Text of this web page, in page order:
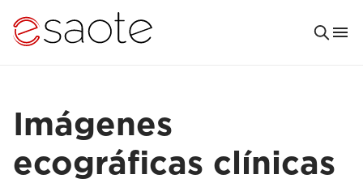
Imágenes
ecográficas clínicas